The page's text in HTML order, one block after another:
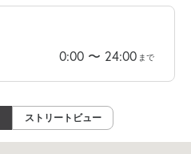
0:00 〜 24:00 まで
ストリートビュー